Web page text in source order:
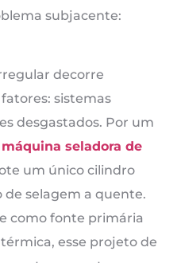
subjacente:
decorre
sistemas
desgastados. Por um
máquina seladora de
um único cilindro
selagem a quente.
como fonte primária
esse projeto de